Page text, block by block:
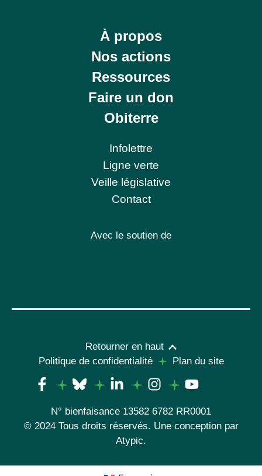
À propos
Nos actions
Ressources
Faire un don
Obiterre
Infolettre
Ligne verte
Veille législative
Contact
Avec le soutien de
N° bienfaisance 13582 6782 RR0001
© 2024 Tous droits réservés. Une conception par
Atypic.
Retourner en haut
Politique de confidentialité
Plan du site